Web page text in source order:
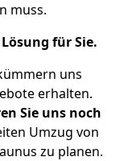
muss.
für Sie.
uns
erhalten.
Sie uns noch
Umzug von
zu planen.